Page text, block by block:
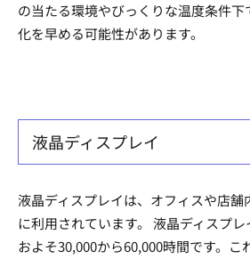
の当たる環境やびっくりな温度条件下
化を早める可能性があります。
液晶ディスプレイ
液晶ディスプレイは、オフィスや店舗
に利用されています。 液晶ディスプレ
およそ30,000から60,000時間です。こ